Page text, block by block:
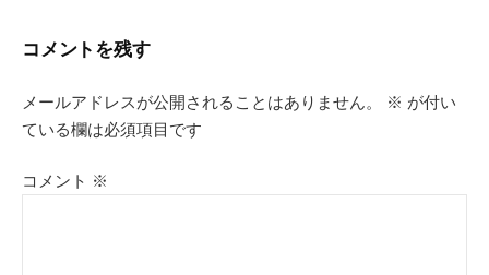
ゲ
ー
コメントを残す
メールアドレスが公開されることはありません。 ※ が付い
ている欄は必須項目です
コメント ※